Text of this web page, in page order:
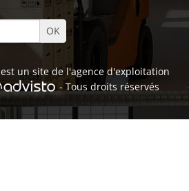
est un site de l'agence d'exploitation
- Tous droits réservés